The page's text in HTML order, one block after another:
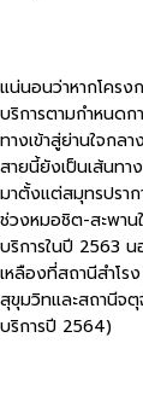
แน่นอนว่าหากโครง
บริการตามกำหนดก
ทางเข้าสู่ย่านใจกล
สายนี้ยังเป็นเส้นท
มาตั้งแต่สมุทรปรา
ช่วงหมอชิต-สะพาน
บริการในปี 2563
เหลืองที่สถานีสำโ
สุขุมวิทและสถานีจ
บริการปี 2564)